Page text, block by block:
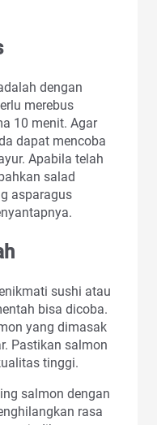
dengan
merebus
10 menit. Agar
dapat mencoba
Apabila telah
salad
asparagus
sushi atau
bisa dicoba.
yang dimasak
Pastikan salmon
tinggi.
salmon dengan
rasa